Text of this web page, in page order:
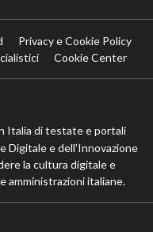
Privacy e Cookie Policy
Cookie Center
Italia di testate e portali
Digitale e dell’Innovazione
la cultura digitale e
amministrazioni italiane.